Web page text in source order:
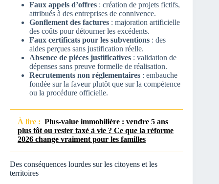
Faux appels d’offres : création de projets fictifs,
attribués à des entreprises de connivence.
Gonflement des factures : majoration artificielle
des coûts pour détourner les excédents.
Faux certificats pour les subventions : des
aides perçues sans justification réelle.
Absence de pièces justificatives : validation de
dépenses sans preuve formelle de réalisation.
Recrutements non réglementaires : embauche
fondée sur la faveur plutôt que sur la compétence
ou la procédure officielle.
À lire : Plus-value immobilière : vendre 5 ans
plus tôt ou rester taxé à vie ? Ce que la réforme
2026 change vraiment pour les familles
Des conséquences lourdes sur les citoyens et les
territoires